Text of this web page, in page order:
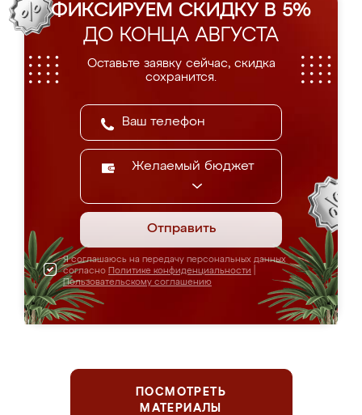
ФИКСИРУЕМ СКИДКУ В 5%
ДО КОНЦА АВГУСТА
Оставьте заявку сейчас, скидка
сохранится.
Желаемый бюджет
Отправить
Я соглашаюсь на передачу персональных данных
согласно Политике конфиденциальности
Пользовательскому соглашению
ПОСМОТРЕТЬ
МАТЕРИАЛЫ